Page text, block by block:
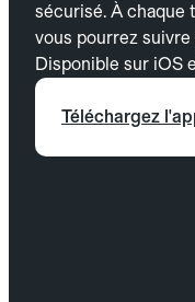
sécurisé. À chaque
vous pourrez
Disponible sur iOS
Téléchargez